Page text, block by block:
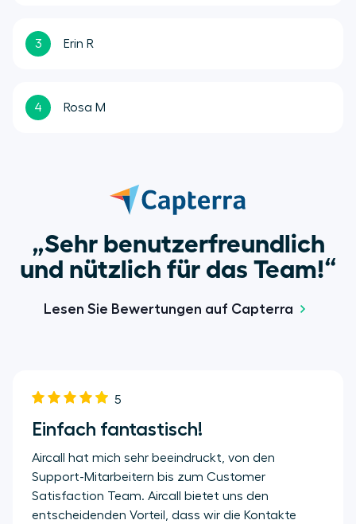
3 Erin R
4 Rosa M
„Sehr benutzerfreundlich
und nützlich für das Team!“
Lesen Sie Bewertungen auf Capterra
5
Einfach fantastisch!
Aircall hat mich sehr beeindruckt, von den
Support-Mitarbeitern bis zum Customer
Satisfaction Team. Aircall bietet uns den
entscheidenden Vorteil, dass wir die Kontakte